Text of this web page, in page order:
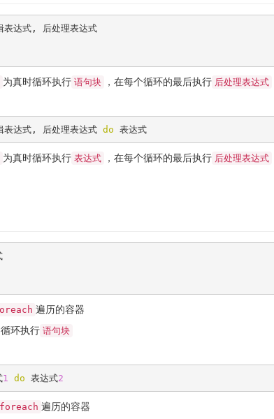
达式, 后处理表达式
为真时循环执行 语句块 ，在每个循环的最后执行 后处理表达式
达式, 后处理表达式 do 表达式
为真时循环执行 表达式 ，在每个循环的最后执行 后处理表达式
遍历的容器
环执行 语句块
1 do 表达式2
foreach 遍历的容器